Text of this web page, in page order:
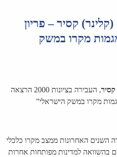
– ניצה (קלינר) קסיר – פריון
מקרו במשק
קסיר
, העבירה בציונות 2000 הרצאה
מקרו במשק הישראלי”
האחרונות ממצב מקרו כלכלי
בהשוואה למדינות מפותחות אחרות